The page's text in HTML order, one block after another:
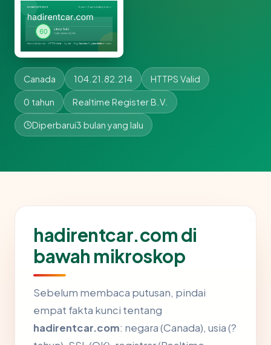
Canada 104.21.82.214 HTTPS Valid
0 tahun Realtime Register B.V.
Diperbarui3 bulan yang lalu
hadirentcar.com di
bawah mikroskop
Sebelum membaca putusan, pindai
empat fakta kunci tentang
hadirentcar.com: negara (Canada), usia (?